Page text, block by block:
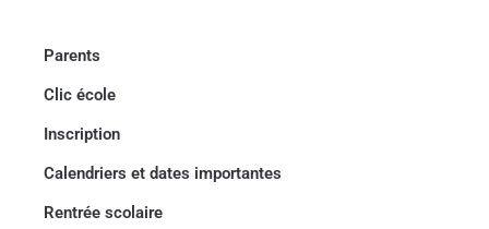
Parents
Clic école
Inscription
Calendriers et dates importantes
Rentrée scolaire